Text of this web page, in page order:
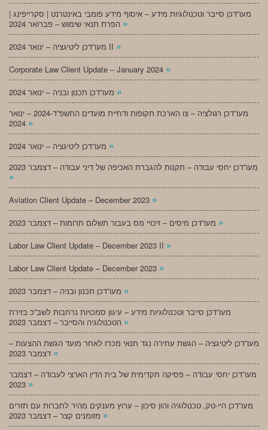
מעו”דכן סייבר וטכנולוגיות מידע – איסוף מידע פומבי באינטרנט | סקרייפינג |
»
מעו”דכן ליטיגציה – ינואר 2024 II »
Corporate Law Client Update – January 2024 »
»
מעו”דכן רגולציה – צו הארכת תקופות ודחיית מועדים התשפ”ד-2024 – ינואר
»
»
מעו”דכן יחסי עבודה – תקנות להגברת האכיפה של דיני עבודה – דצמבר 2023
»
Aviation Client Update – December 2023 »
»
Labor Law Client Update – December 2023 II »
Labor Law Client Update – December 2023 »
»
מעו”דכן סייבר וטכנולוגיות מידע – עיגון סמכויות נרחבות לשב”כ בזירת
»
מעו”דכן ליטיגציה – הגשת עתירה נגד תנאי מכרז לאחר מועד הגשת ההצעות –
»
מעו”דכן יחסי עבודה – פסיקה תקדימית של בית הדין הארצי לעבודה – דצמבר
»
מעו”דכן היי-טק, טכנולוגיה והון סיכון – ערוץ מענקים מהיר לחברות עם תזרים
»